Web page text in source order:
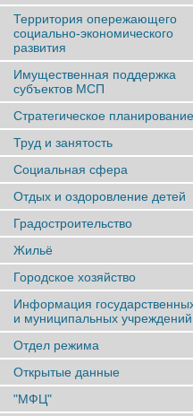
Территория опережающего
социально-экономического
развития
Имущественная поддержка
субъектов МСП
Стратегическое планирование
Труд и занятость
Социальная сфера
Отдых и оздоровление детей
Градостроительство
Жильё
Городское хозяйство
Информация
и муниципальных учреждений
Отдел режима
Открытые данные
"МФЦ"